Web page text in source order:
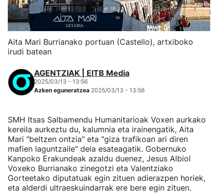
Aita Mari Burrianako portuan (Castello), artxiboko
irudi batean
AGENTZIAK | EITB Media
2025/03/13 - 13:56
Azken eguneratzea 2025/03/13 - 13:56
SMH Itsas Salbamendu Humanitarioak Voxen aurkako
kereila aurkeztu du, kalumnia eta irainengatik, Aita
Mari "beltzen ontzia" eta "giza trafikoan ari diren
mafien laguntzaile" dela esateagatik. Gobernuko
Kanpoko Erakundeak azaldu duenez, Jesus Albiol
Voxeko Burrianako zinegotzi eta Valentziako
Gorteetako diputatuak egin zituen adierazpen horiek,
eta alderdi ultraeskuindarrak ere bere egin zituen.